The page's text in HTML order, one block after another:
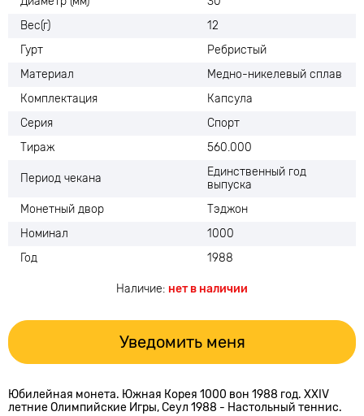
Вес(г)
12
Гурт
Ребристый
Материал
Медно-никелевый сплав
Комплектация
Капсула
Серия
Спорт
Тираж
560.000
Период чекана
Единственный год
выпуска
Монетный двор
Тэджон
Номинал
1000
Год
1988
Наличие: нет в наличии
Уведомить меня
Юбилейная монета. Южная Корея 1000 вон 1988 год. XXIV
летние Олимпийские Игры, Сеул 1988 - Настольный теннис.